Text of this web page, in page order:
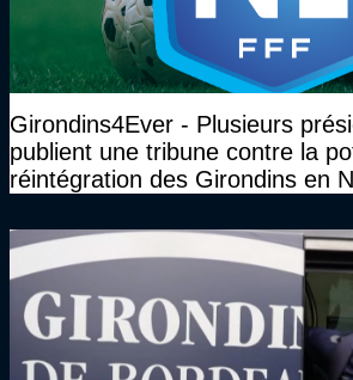
Girondins4Ever - Plusieurs
publient une tribune contre la
réintégration des Girondins en